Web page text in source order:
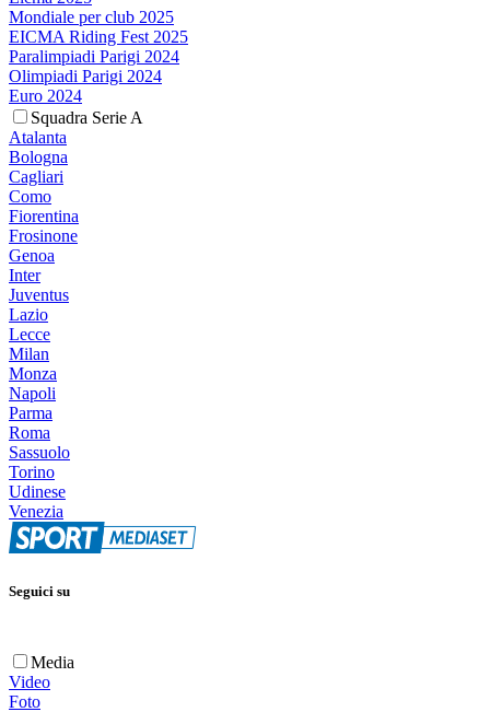
Mondiale per club 2025
EICMA Riding Fest 2025
Paralimpiadi Parigi 2024
Olimpiadi Parigi 2024
Euro 2024
Squadra Serie A
Atalanta
Bologna
Cagliari
Como
Fiorentina
Frosinone
Genoa
Inter
Juventus
Lazio
Lecce
Milan
Monza
Napoli
Parma
Roma
Sassuolo
Torino
Udinese
Venezia
Seguici su
Media
Video
Foto